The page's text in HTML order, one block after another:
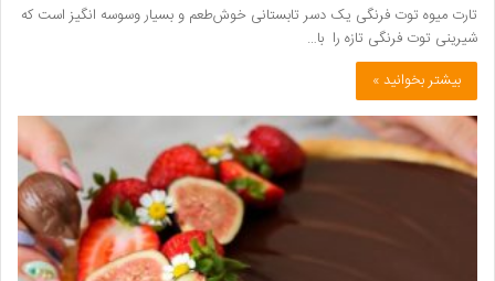
تارت میوه توت فرنگی یک دسر تابستانی خوش‌طعم و بسیار وسوسه انگیز است که
شیرینی توت فرنگی تازه را با…
بیشتر بخوانید »